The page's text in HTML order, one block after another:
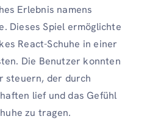
Erlebnis namens
Dieses Spiel ermöglichte
React-Schuhe in einer
Die Benutzer konnten
steuern, der durch
lief und das Gefühl
zu tragen.